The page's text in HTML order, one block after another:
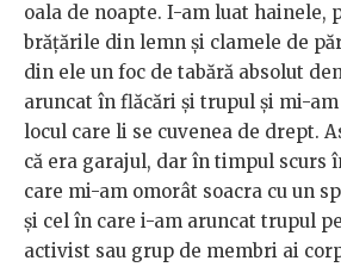
oala de noapte. I-am luat hainele,
brățările din lemn și clamele de
din ele un foc de tabără absolut
aruncat în flăcări și trupul și mi-
locul care li se cuvenea de drept.
că era garajul, dar în timpul scurs
care mi-am omorât soacra cu un
și cel în care i-am aruncat trupul
activist sau grup de membri ai